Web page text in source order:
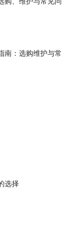
南：选购维护与常
选择